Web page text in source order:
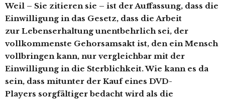
Weil – Sie zitieren sie – ist der Auffassung, dass die
Einwilligung in das Gesetz, dass die Arbeit
zur Lebenserhaltung unentbehrlich sei, der
vollkommenste Gehorsamsakt ist, den ein Mensch
vollbringen kann, nur vergleichbar mit der
Einwilligung in die Sterblichkeit. Wie kann es da
sein, dass mitunter der Kauf eines DVD-
Players sorgfältiger bedacht wird als die